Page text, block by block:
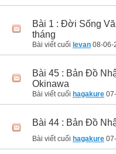
Bài 1 : Đời Sống
tháng
Bài viết cuối levan 08-06-
Bài 45 : Bản Đồ
Okinawa
Bài viết cuối hagakure
Bài 44 : Bản Đồ
Bài viết cuối hagakure